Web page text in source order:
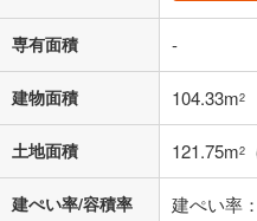
条件によってお借り入れができ
不動産会社に
専有面積 -
建物面積 104.33m2
土地面積 121.75m2
建ぺい率/容積率 建ぺい率